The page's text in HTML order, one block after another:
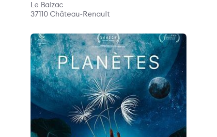
Le Balzac
37110 Château-Renault